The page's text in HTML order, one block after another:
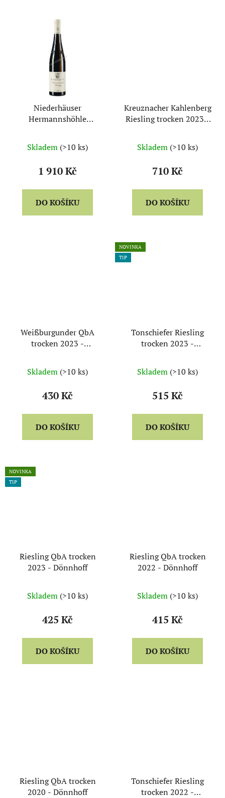
Niederhäuser
Hermannshöhle
Dönnhoff
Skladem (>10 ks)
1 910 Kč
DO KOŠÍKU
Kreuznacher Kahlenberg
Riesling trocken 2023 -
Skladem (>10 ks)
710 Kč
DO KOŠÍKU
Weißburgunder QbA
trocken 2023 -
Skladem (>10 ks)
430 Kč
DO KOŠÍKU
NOVINKA
TIP
Tonschiefer Riesling
trocken 2023 -
Skladem (>10 ks)
515 Kč
DO KOŠÍKU
NOVINKA
TIP
Riesling QbA trocken
2023 - Dönnhoff
Skladem (>10 ks)
425 Kč
DO KOŠÍKU
Riesling QbA trocken
2022 - Dönnhoff
Skladem (>10 ks)
415 Kč
DO KOŠÍKU
Riesling QbA trocken
2020 - Dönnhoff
Tonschiefer Riesling
trocken 2022 -